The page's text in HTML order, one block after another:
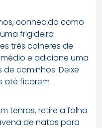
conhecido como
frigideira
três colheres de
e adicione uma
cominhos. Deixe
até ficarem
tenras, retire a folha
de natas para